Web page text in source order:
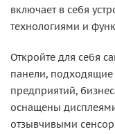
включает в себя
технологиями и
Откройте для себя
панели,
предприятий,
оснащены
отзывчивыми